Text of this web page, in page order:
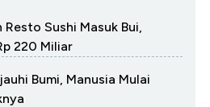
Sushi Masuk Bui,
220 Miliar
Bumi, Manusia Mulai